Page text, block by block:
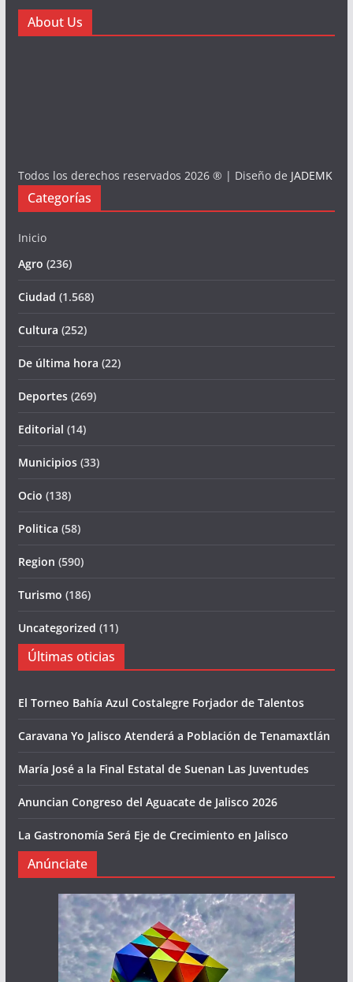
About Us
Todos los derechos reservados 2026 ® | Diseño de JADEMK
Categorías
Inicio
Agro (236)
Ciudad (1.568)
Cultura (252)
De última hora (22)
Deportes(269)
Editorial (14)
Municipios(33)
Ocio (138)
Politica (58)
Region (590)
Turismo (186)
Uncategorized (11)
Últimas oticias
El Torneo Bahía Azul Costalegre Forjador de Talentos
Caravana Yo Jalisco Atenderá a Población de Tenamaxtlán
María José a la Final Estatal de Suenan Las Juventudes
Anuncian Congreso del Aguacate de Jalisco 2026
La Gastronomía Será Eje de Crecimiento en Jalisco
Anúnciate